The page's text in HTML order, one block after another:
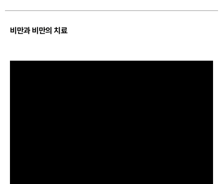
비만과 비만의 치료